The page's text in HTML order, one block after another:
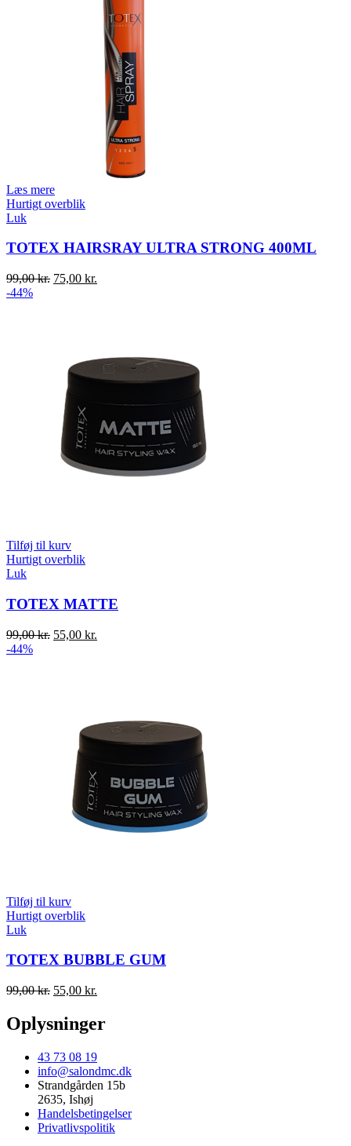
Læs mere
Hurtigt overblik
Luk
TOTEX HAIRSRAY ULTRA STRONG 400ML
99,00kr. Original
75,00 kr.
-44%
Tilføj til kurv
Hurtigt overblik
Luk
TOTEX MATTE
99,00kr. Original
55,00 kr.
-44%
Tilføj til kurv
Hurtigt overblik
Luk
TOTEX BUBBLE GUM
99,00kr. Original
was:
99,00 kr..
55,00 kr.
55,00 kr..
Oplysninger
43 73 08 19
info@salondmc.dk
Strandgården 15b
2635, Ishøj
Handelsbetingelser
Privatlivspolitik